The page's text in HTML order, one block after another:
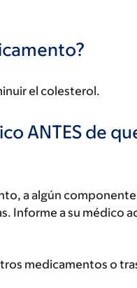
el colesterol.
ANTES de
a algún
Informe a su médico
medicamentos o